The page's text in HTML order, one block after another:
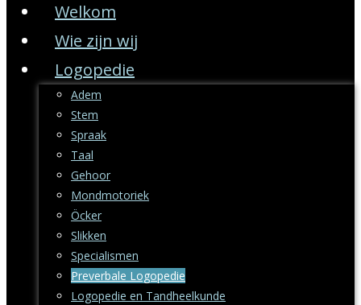
Welkom
Wie zijn wij
Logopedie
Adem
Stem
Spraak
Taal
Gehoor
Mondmotoriek
Öcker
Slikken
Specialismen
Preverbale Logopedie
Logopedie en Tandheelkunde